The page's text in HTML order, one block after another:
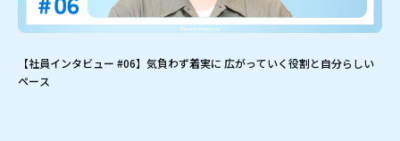
【社員インタビュー #06】気負わず着実に 広がっていく役割と自分らしい
ペース